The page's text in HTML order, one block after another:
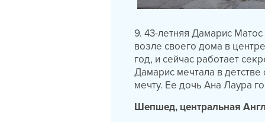
9. 43-летняя Дамарис
возле своего дома в
год, и сейчас работает
Дамарис мечтала в детстве
мечту. Ее дочь Ана Лаура
Шепшед, центральная